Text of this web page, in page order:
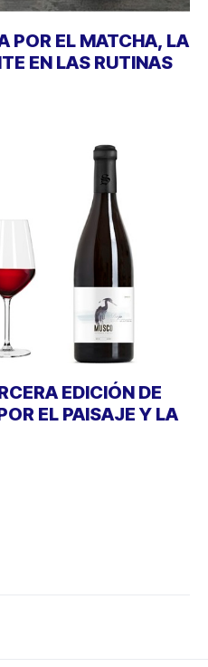
POR EL MATCHA, LA
EN LAS RUTINAS
EDICIÓN DE
EL PAISAJE Y LA